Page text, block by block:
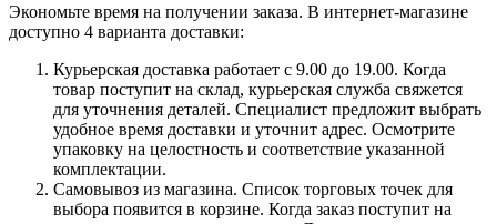
Экономьте время на получении заказа. В интернет-магазине
доступно 4 варианта доставки:
Курьерская доставка работает с 9.00 до 19.00. Когда
товар поступит на склад, курьерская служба свяжется
для уточнения деталей. Специалист предложит выбрать
удобное время доставки и уточнит адрес. Осмотрите
упаковку на целостность и соответствие указанной
комплектации.
Самовывоз из магазина. Список торговых точек для
выбора появится в корзине. Когда заказ поступит на